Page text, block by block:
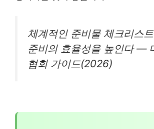
체계적인 준비물 체크리스
준비의 효율성을 높인다 —
협회 가이드(2026)